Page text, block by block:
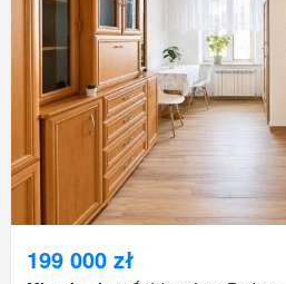
199 000 zł